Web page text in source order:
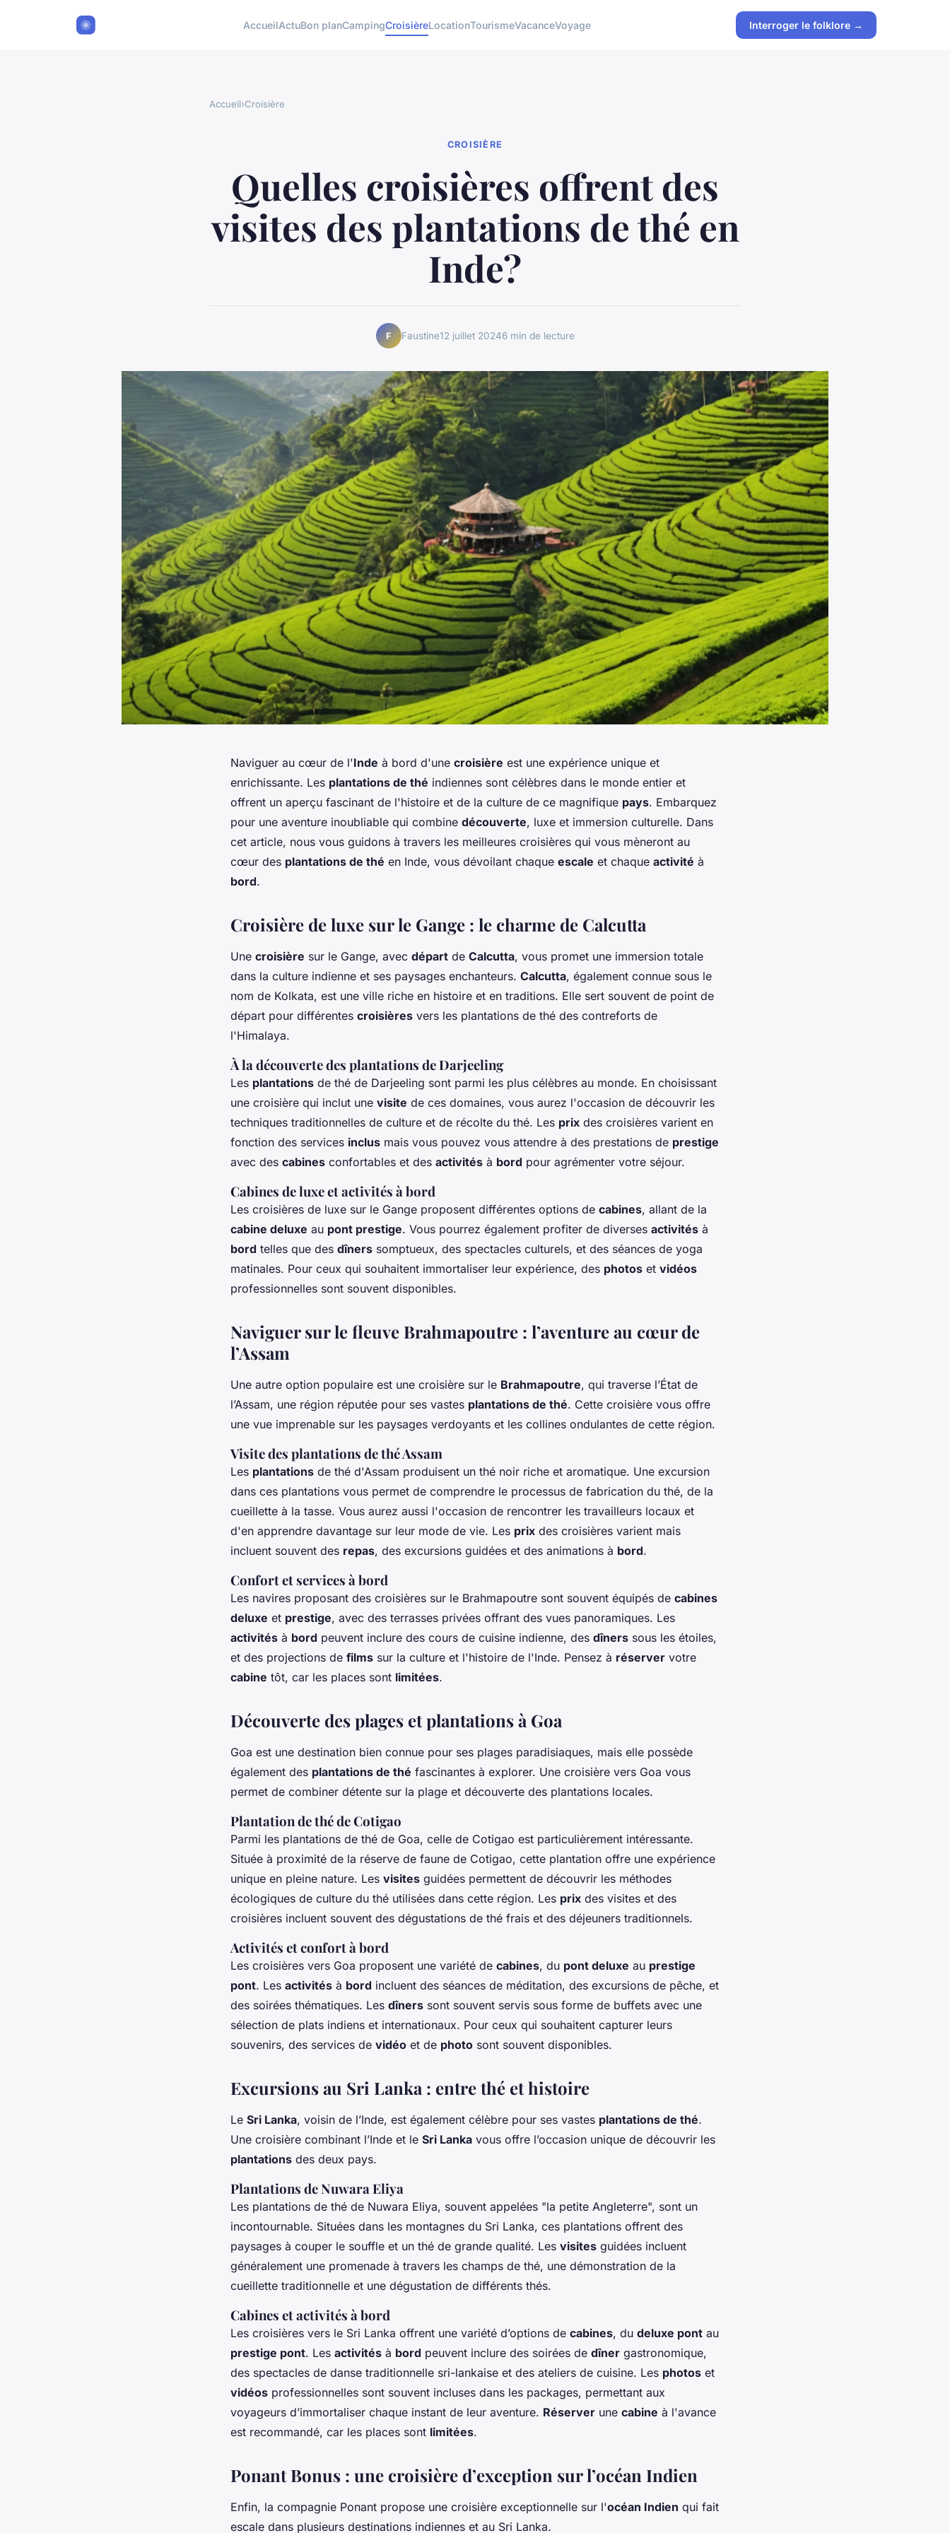
AccueilActuBon planCampingCroisièreLocationTourismeVacanceVoyage Interroger le folklore →
Accueil›Croisière
CROISIÈRE
Quelles croisières offrent des
visites des plantations de thé en
Inde?
F Faustine12 juillet 20246 min de lecture
Naviguer au cœur de l'Inde à bord d'une croisière est une expérience unique et
enrichissante. Les plantations de thé indiennes sont célèbres dans le monde entier et
offrent un aperçu fascinant de l'histoire et de la culture de ce magnifique pays. Embarquez
pour une aventure inoubliable qui combine découverte, luxe et immersion culturelle. Dans
cet article, nous vous guidons à travers les meilleures croisières qui vous mèneront au
cœur des plantations de thé en Inde, vous dévoilant chaque escale et chaque activité à
bord.
Croisière de luxe sur le Gange : le charme de Calcutta
Une croisière sur le Gange, avec départ de Calcutta, vous promet une immersion totale
dans la culture indienne et ses paysages enchanteurs. Calcutta, également connue sous le
nom de Kolkata, est une ville riche en histoire et en traditions. Elle sert souvent de point de
départ pour différentes croisières vers les plantations de thé des contreforts de
l'Himalaya.
À la découverte des plantations de Darjeeling
Les plantations de thé de Darjeeling sont parmi les plus célèbres au monde. En choisissant
une croisière qui inclut une visite de ces domaines, vous aurez l'occasion de découvrir les
techniques traditionnelles de culture et de récolte du thé. Les prix des croisières varient en
fonction des services inclus mais vous pouvez vous attendre à des prestations de prestige
avec des cabines confortables et des activités à bord pour agrémenter votre séjour.
Cabines de luxe et activités à bord
Les croisières de luxe sur le Gange proposent différentes options de cabines, allant de la
cabine deluxe au pont prestige. Vous pourrez également profiter de diverses activités à
bord telles que des dîners somptueux, des spectacles culturels, et des séances de yoga
matinales. Pour ceux qui souhaitent immortaliser leur expérience, des photos et vidéos
professionnelles sont souvent disponibles.
Naviguer sur le fleuve Brahmapoutre : l’aventure au cœur de
l’Assam
Une autre option populaire est une croisière sur le Brahmapoutre, qui traverse l’État de
l’Assam, une région réputée pour ses vastes plantations de thé. Cette croisière vous offre
une vue imprenable sur les paysages verdoyants et les collines ondulantes de cette région.
Visite des plantations de thé Assam
Les plantations de thé d'Assam produisent un thé noir riche et aromatique. Une excursion
dans ces plantations vous permet de comprendre le processus de fabrication du thé, de la
cueillette à la tasse. Vous aurez aussi l'occasion de rencontrer les travailleurs locaux et
d'en apprendre davantage sur leur mode de vie. Les prix des croisières varient mais
incluent souvent des repas, des excursions guidées et des animations à bord.
Confort et services à bord
Les navires proposant des croisières sur le Brahmapoutre sont souvent équipés de cabines
deluxe et prestige, avec des terrasses privées offrant des vues panoramiques. Les
activités à bord peuvent inclure des cours de cuisine indienne, des dîners sous les étoiles,
et des projections de films sur la culture et l'histoire de l'Inde. Pensez à réserver votre
cabine tôt, car les places sont limitées.
Découverte des plages et plantations à Goa
Goa est une destination bien connue pour ses plages paradisiaques, mais elle possède
également des plantations de thé fascinantes à explorer. Une croisière vers Goa vous
permet de combiner détente sur la plage et découverte des plantations locales.
Plantation de thé de Cotigao
Parmi les plantations de thé de Goa, celle de Cotigao est particulièrement intéressante.
Située à proximité de la réserve de faune de Cotigao, cette plantation offre une expérience
unique en pleine nature. Les visites guidées permettent de découvrir les méthodes
écologiques de culture du thé utilisées dans cette région. Les prix des visites et des
croisières incluent souvent des dégustations de thé frais et des déjeuners traditionnels.
Activités et confort à bord
Les croisières vers Goa proposent une variété de cabines, du pont deluxe au prestige
pont. Les activités à bord incluent des séances de méditation, des excursions de pêche, et
des soirées thématiques. Les dîners sont souvent servis sous forme de buffets avec une
sélection de plats indiens et internationaux. Pour ceux qui souhaitent capturer leurs
souvenirs, des services de vidéo et de photo sont souvent disponibles.
Excursions au Sri Lanka : entre thé et histoire
Le Sri Lanka, voisin de l’Inde, est également célèbre pour ses vastes plantations de thé.
Une croisière combinant l’Inde et le Sri Lanka vous offre l’occasion unique de découvrir les
plantations des deux pays.
Plantations de Nuwara Eliya
Les plantations de thé de Nuwara Eliya, souvent appelées "la petite Angleterre", sont un
incontournable. Situées dans les montagnes du Sri Lanka, ces plantations offrent des
paysages à couper le souffle et un thé de grande qualité. Les visites guidées incluent
généralement une promenade à travers les champs de thé, une démonstration de la
cueillette traditionnelle et une dégustation de différents thés.
Cabines et activités à bord
Les croisières vers le Sri Lanka offrent une variété d’options de cabines, du deluxe pont au
prestige pont. Les activités à bord peuvent inclure des soirées de dîner gastronomique,
des spectacles de danse traditionnelle sri-lankaise et des ateliers de cuisine. Les photos et
vidéos professionnelles sont souvent incluses dans les packages, permettant aux
voyageurs d’immortaliser chaque instant de leur aventure. Réserver une cabine à l'avance
est recommandé, car les places sont limitées.
Ponant Bonus : une croisière d’exception sur l’océan Indien
Enfin, la compagnie Ponant propose une croisière exceptionnelle sur l'océan Indien qui fait
escale dans plusieurs destinations indiennes et au Sri Lanka.